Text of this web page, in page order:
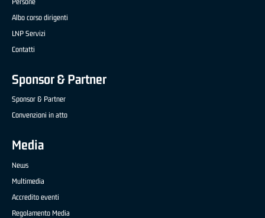
Albo corso dirigenti
LNP Servizi
Contatti
Sponsor & Partner
Sponsor & Partner
Convenzioni in atto
Media
News
Multimedia
Accredito eventi
Regolamento Media